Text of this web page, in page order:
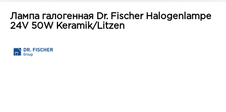
Лампа галогенная Dr. Fischer Halogenlampe
24V 50W Keramik/Litzen